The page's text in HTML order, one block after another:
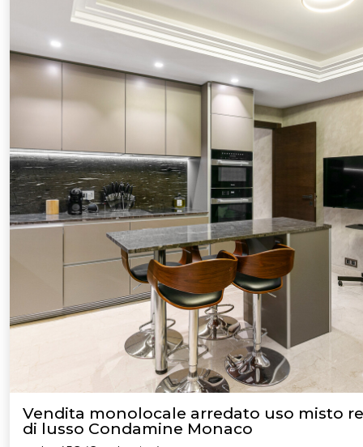
Vendita monolocale arredato uso misto
di lusso Condamine Monaco